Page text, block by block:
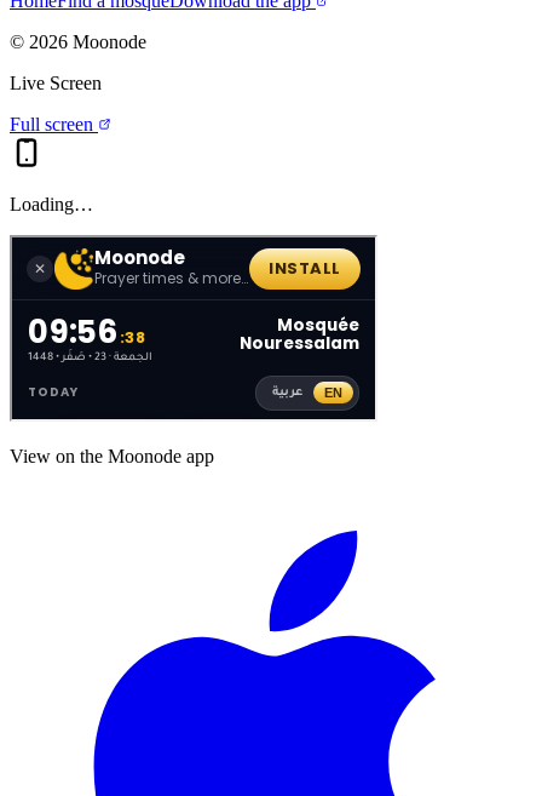
© 2026 Moonode
Live Screen
Full screen
Loading…
View on the Moonode app